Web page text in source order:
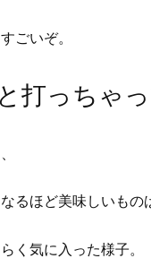
ごいぞ。
打っちゃっ
るほど美味しいもの
く気に入った様子。